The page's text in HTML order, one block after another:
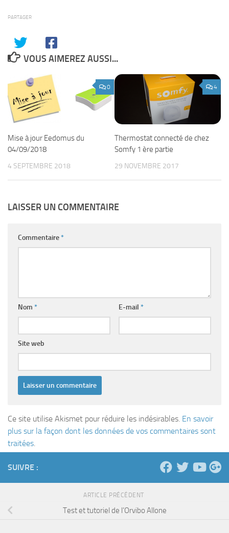
PARTAGER
VOUS AIMEREZ AUSSI...
0
Mise à jour Eedomus du
04/09/2018
4 SEPTEMBRE 2018
4
Thermostat connecté de chez
Somfy 1 ère partie
29 NOVEMBRE 2017
LAISSER UN COMMENTAIRE
Commentaire*
Nom * E-mail *
Site web
Ce site utilise Akismet pour réduire les indésirables. En savoir
plus sur la façon dont les données de vos commentaires sont
traitées.
SUIVRE :
ARTICLE PRÉCÉDENT
Test et tutoriel de l’Orvibo Allone